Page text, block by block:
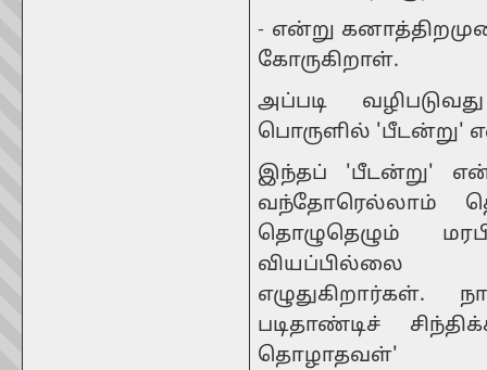
- என்று
கோருகிறாள்.
அப்படி
பொருளில் 'பீடன்று'
இந்தப் 'பீடன்று'
வந்தோரெல்லாம்
தொழுதெழும்
வியப்பில்லை
படிதாண்டிச்
தொழாதவள்'